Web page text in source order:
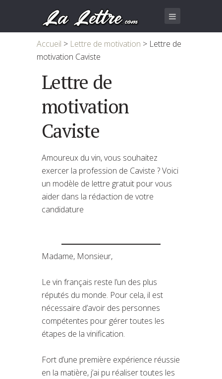
Accueil > Lettre de motivation > Lettre de
motivation Caviste
Lettre de
motivation
Caviste
Amoureux du vin, vous souhaitez
exercer la profession de Caviste ? Voici
un modèle de lettre gratuit pour vous
aider dans la rédaction de votre
candidature
Madame, Monsieur,
Le vin français reste l’un des plus
réputés du monde. Pour cela, il est
nécessaire d’avoir des personnes
compétentes pour gérer toutes les
étapes de la vinification.
Fort d’une première expérience réussie
en la matière, j’ai pu réaliser toutes les